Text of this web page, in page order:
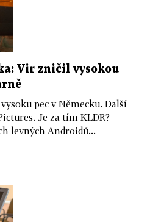
Vir zničil vysokou
pec v Německu. Další
Je za tím KLDR?
levných Androidů...